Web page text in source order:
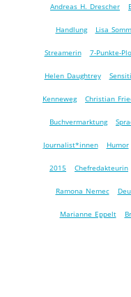
Andreas H. Drescher
Handlung Lisa
Streamerin 7-Punkte-
Helen Daughtrey
Kenneweg Christian
Buchvermarktung
Journalist*innen Humor
2015 Chefredakteurin
Ramona Nemec
Marianne Eppelt